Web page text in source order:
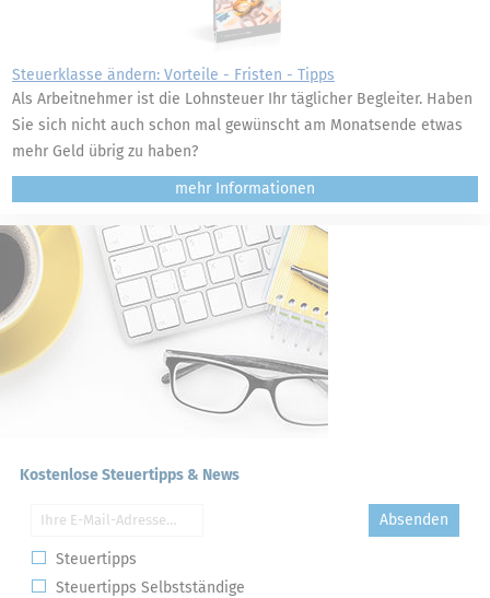
Steuerklasse ändern: Vorteile - Fristen - Tipps
Als Arbeitnehmer ist die Lohnsteuer Ihr täglicher Begleiter. Haben
Sie sich nicht auch schon mal gewünscht am Monatsende etwas
mehr Geld übrig zu haben?
mehr
Kostenlose Steuertipps & News
Absenden
Steuertipps
Steuertipps Selbstständige